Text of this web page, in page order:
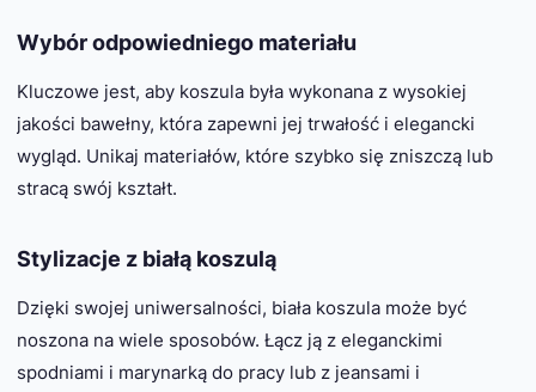
Wybór odpowiedniego materiału
Kluczowe jest, aby koszula była wykonana z wysokiej
jakości bawełny, która zapewni jej trwałość i elegancki
wygląd. Unikaj materiałów, które szybko się zniszczą lub
stracą swój kształt.
Stylizacje z białą koszulą
Dzięki swojej uniwersalności, biała koszula może być
noszona na wiele sposobów. Łącz ją z eleganckimi
spodniami i marynarką do pracy lub z jeansami i